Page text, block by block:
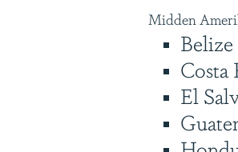
Midden
Belize
Costa
El